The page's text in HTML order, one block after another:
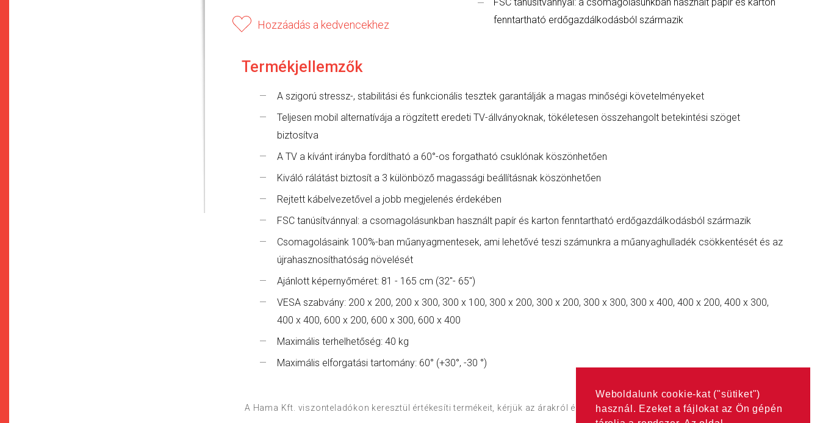
Weboldalunk cookie-kat ("sütiket")
használ. Ezeket a fájlokat az Ön gépén
Hozzáadás a kedvencekhez
fenntartható erdőgazdálkodásból származik
Termékjellemzők
A szigorú stressz-, stabilitási és funkcionális tesztek garantálják a magas minőségi követelményeket
Teljesen mobil alternatívája a rögzített eredeti TV-állványoknak, tökéletesen összehangolt betekintési szöget
biztosítva
A TV a kívánt irányba fordítható a 60°-os forgatható csuklónak köszönhetően
Kiváló rálátást biztosít a 3 különböző magassági beállításnak köszönhetően
Rejtett kábelvezetővel a jobb megjelenés érdekében
FSC tanúsítvánnyal: a csomagolásunkban használt papír és karton fenntartható erdőgazdálkodásból származik
Csomagolásaink 100%-ban műanyagmentesek, ami lehetővé teszi számunkra a műanyaghulladék csökkentését és az
újrahasznosíthatóság növelését
Ajánlott képernyőméret: 81 - 165 cm (32"- 65")
VESA szabvány: 200 x 200, 200 x 300, 300 x 100, 300 x 200, 300 x 200, 300 x 300, 300 x 400, 400 x 200, 400 x 300,
400 x 400, 600 x 200, 600 x 300, 600 x 400
Maximális terhelhetőség: 40 kg
Maximális elforgatási tartomány: 60° (+30°, -30 °)
A Hama Kft. viszonteladókon keresztül értékesíti termékeit, kérjük az árakról érdekődjön aPartnerekoldalon található címeken.